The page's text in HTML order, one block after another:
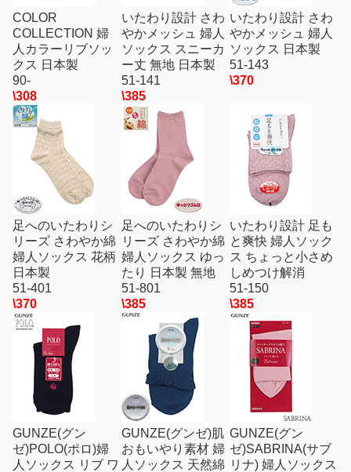
COLOR
COLLECTION 婦
人カラーリブソッ
クス 日本製
90-
\308
いたわり設計 さわ
やかメッシュ 婦人
ソックス スニーカ
ー丈 無地 日本製
51-141
\385
いたわり設計 さわ
やかメッシュ 婦人
ソックス 日本製
51-143
\370
足へのいたわりシ
リーズ さわやか綿
婦人ソックス 花柄
日本製
51-401
\370
足へのいたわりシ
リーズ さわやか綿
婦人ソックス ゆっ
たり 日本製 無地
51-801
\385
いたわり設計 足も
と爽快 婦人ソック
ス ちょっと小さめ
しめつけ解消
51-150
\385
GUNZE(グン
ゼ)POLO(ポロ)婦
人ソックス リブ ワ
GUNZE(グンゼ)肌
おもいやり素材 婦
人ソックス 天然綿
GUNZE(グン
ゼ)SABRINA(サブ
リナ) 婦人ソックス